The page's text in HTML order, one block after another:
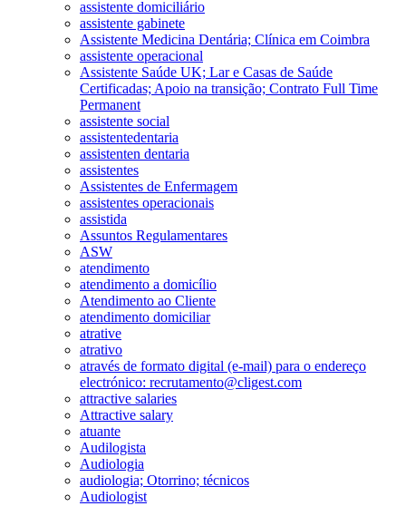
assistente domiciliário
assistente gabinete
Assistente Medicina Dentária; Clínica em Coimbra
assistente operacional
Assistente Saúde UK; Lar e Casas de Saúde
Certificadas; Apoio na transição; Contrato Full Time
Permanent
assistente social
assistentedentaria
assistenten dentaria
assistentes
Assistentes de Enfermagem
assistentes operacionais
assistida
Assuntos Regulamentares
ASW
atendimento
atendimento a domicílio
Atendimento ao Cliente
atendimento domiciliar
atrative
atrativo
através de formato digital (e-mail) para o endereço
electrónico: recrutamento@cligest.com
attractive salaries
Attractive salary
atuante
Audilogista
Audiologia
audiologia; Otorrino; técnicos
Audiologist